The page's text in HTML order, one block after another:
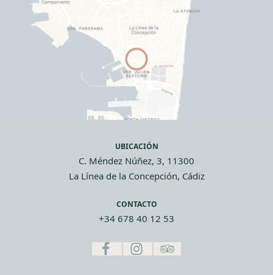
UBICACIÓN
C. Méndez Núñez, 3, 11300
La Línea de la Concepción, Cádiz
CONTACTO
+34 678 40 12 53